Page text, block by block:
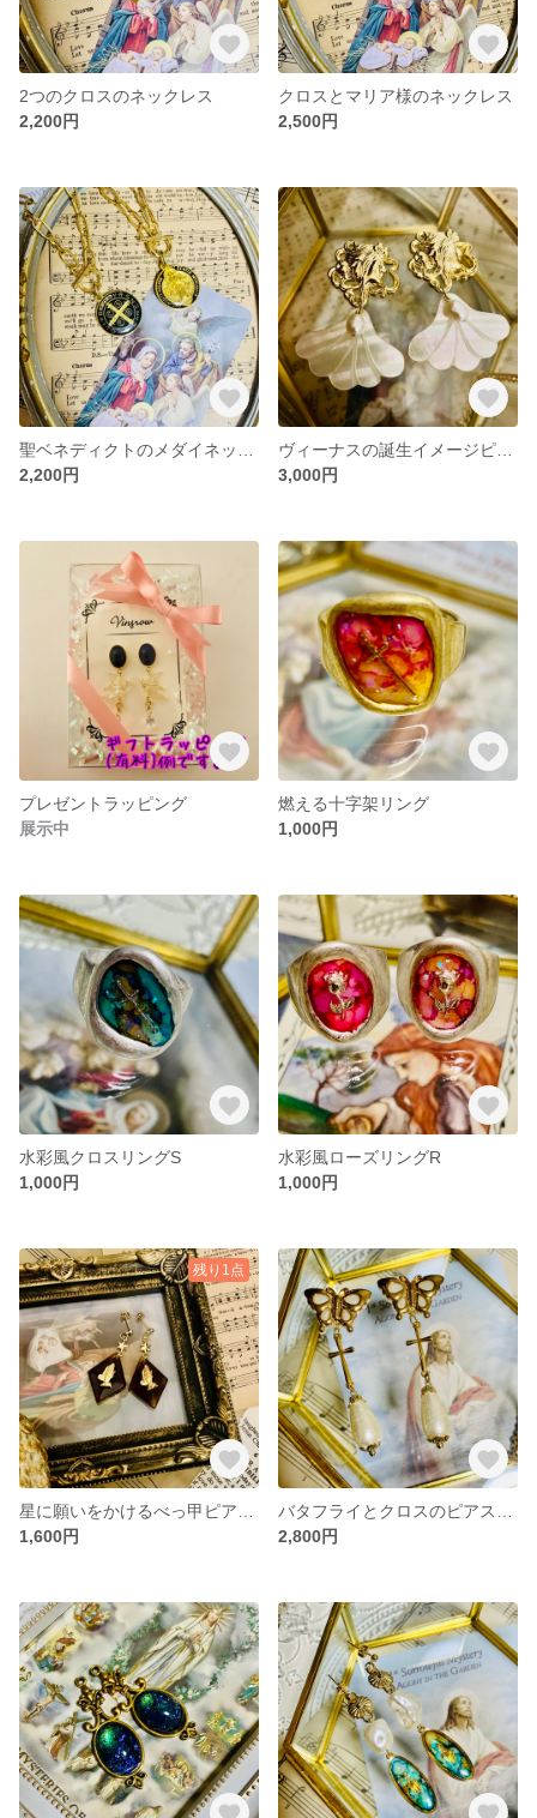
2つのクロスのネックレス
2,200円
クロスとマリア様のネックレス
2,500円
2,200円
3,000円
プレゼントラッピング
展示中
燃える十字架リング
1,000円
水彩風クロスリングS
1,000円
水彩風ローズリングR
1,000円
残り1点
1,600円
2,800円